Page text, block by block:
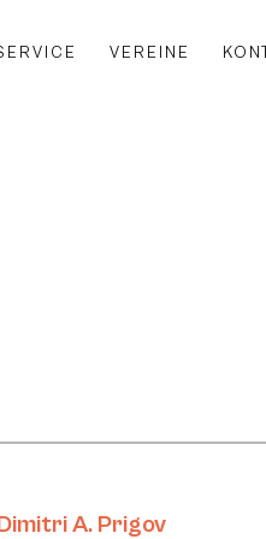
VEREINE
A. Prigov